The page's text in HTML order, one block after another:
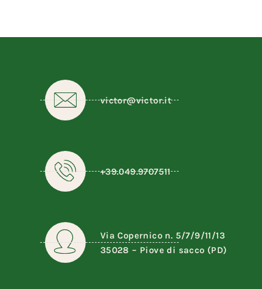
victor@victor.it
+39.049.9707511
Via Copernico n. 5/7/9/11/13
35028 – Piove di sacco (PD)